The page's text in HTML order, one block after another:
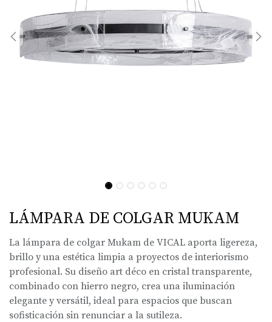
LÁMPARA DE COLGAR MUKAM
La lámpara de colgar Mukam de VICAL aporta ligereza,
brillo y una estética limpia a proyectos de interiorismo
profesional. Su diseño art déco en cristal transparente,
combinado con hierro negro, crea una iluminación
elegante y versátil, ideal para espacios que buscan
sofisticación sin renunciar a la sutileza.